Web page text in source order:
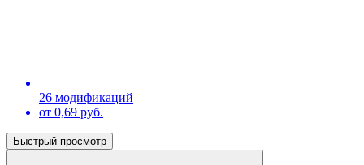
26 модификаций
от 0,69 руб.
Быстрый просмотр